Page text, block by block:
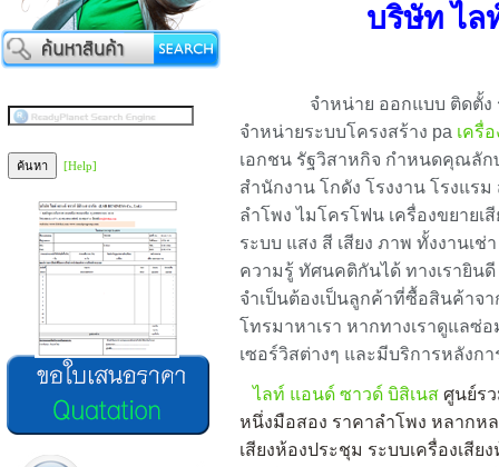
[Help]
บริษัท ไล
จำหน่าย ออกแบบ ติดตั้ง
จำหน่ายระบบโครงสร้าง pa เครื่
เอกชน รัฐวิสาหกิจ กำหนดคุณลัก
สำนักงาน โกดัง โรงงาน โรงแร
ลำโพง ไมโครโฟน เครื่องขยาย
ระบบ แสง สี เสียง ภาพ ทั้งงานเ
ความรู้ ทัศนคติกันได้ ทางเรายิน
จำเป็นต้องเป็นลูกค้าที่ซื้อสินค้าจ
โทรมาหาเรา หากทางเราดูแลซ่
เซอร์วิสต่างๆ และมีบริการหลังก
ไลท์ แอนด์ ซาวด์ บิสิเนส ศูนย์ร
หนึ่งมือสอง ราคาลำโพง หลากหล
เสียงห้องประชุม ระบบเครื่องเสี